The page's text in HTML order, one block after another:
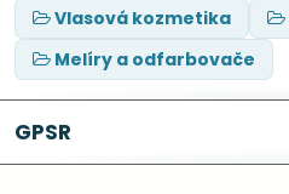
Vlasová kozmetika
Melíry a odfarbovače
GPSR